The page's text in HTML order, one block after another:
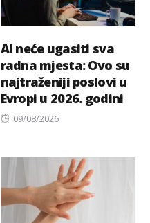
AI neće ugasiti sva
radna mjesta: Ovo su
najtraženiji poslovi u
Evropi u 2026. godini
Posted
09/08/2026